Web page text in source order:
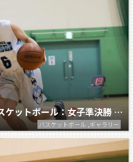
【中体連2026】バスケットボール：女子準決勝 静岡大成 vs 清水八
バスケットボール ,ギャラリー